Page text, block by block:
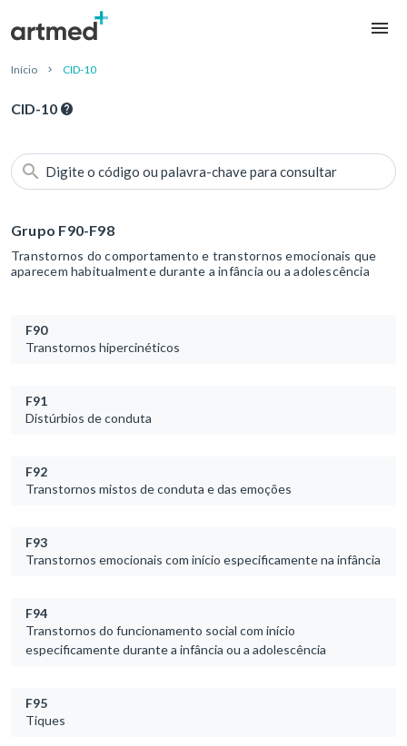
Início CID-10
CID-10
Digite o código ou palavra-chave para consultar
Grupo F90-F98
Transtornos do comportamento e transtornos emocionais que
aparecem habitualmente durante a infância ou a adolescência
F90
Transtornos hipercinéticos
F91
Distúrbios de conduta
F92
Transtornos mistos de conduta e das emoções
F93
Transtornos emocionais com início especificamente na infância
F94
Transtornos do funcionamento social com início
especificamente durante a infância ou a adolescência
F95
Tiques